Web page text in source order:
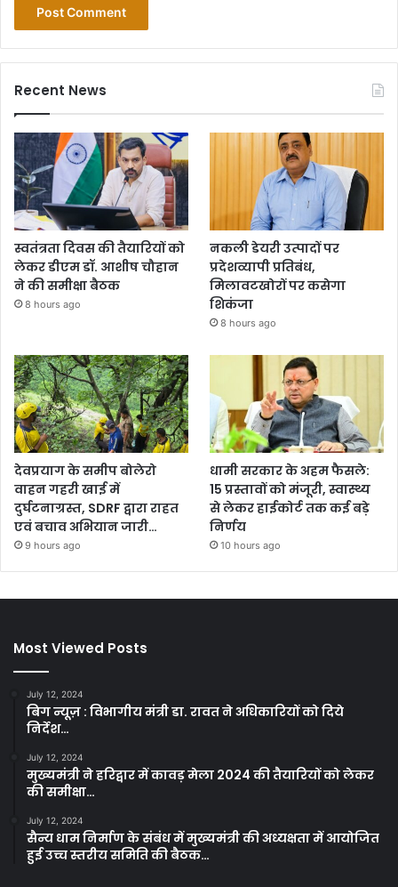
Recent News
स्वतंत्रता दिवस की तैयारियों को
लेकर डीएम डॉ. आशीष चौहान
ने की समीक्षा बैठक
8 hours ago
नकली डेयरी उत्पादों पर
प्रदेशव्यापी प्रतिबंध,
मिलावटखोरों पर कसेगा
शिकंजा
8 hours ago
देवप्रयाग के समीप बोलेरो
वाहन गहरी खाई में
दुर्घटनाग्रस्त, SDRF द्वारा राहत
एवं बचाव अभियान जारी…
9 hours ago
धामी सरकार के अहम फैसले:
15 प्रस्तावों को मंजूरी, स्वास्थ्य
से लेकर हाईकोर्ट तक कई बड़े
निर्णय
10 hours ago
Most Viewed Posts
July 12, 2024
बिग न्यूज़ : विभागीय मंत्री डा. रावत ने अधिकारियों को दिये
निर्देश…
July 12, 2024
मुख्यमंत्री ने हरिद्वार में कावड़ मेला 2024 की तैयारियों को लेकर
की समीक्षा…
July 12, 2024
सैन्य धाम निर्माण के संबंध में मुख्यमंत्री की अध्यक्षता में आयोजित
हुई उच्च स्तरीय समिति की बैठक…